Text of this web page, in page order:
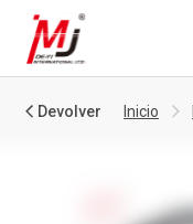
Devolver Inicio